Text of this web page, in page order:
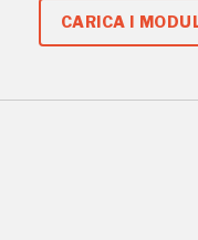
CARICA I